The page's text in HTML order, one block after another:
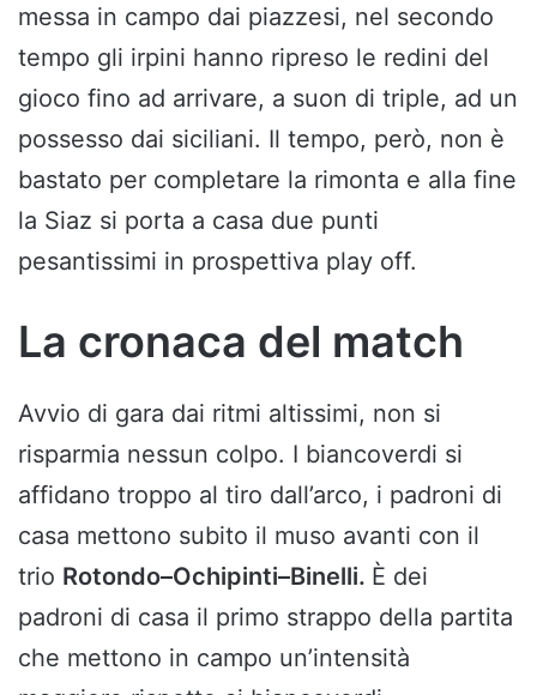
messa in campo dai piazzesi, nel secondo
tempo gli irpini hanno ripreso le redini del
gioco fino ad arrivare, a suon di triple, ad un
possesso dai siciliani. Il tempo, però, non è
bastato per completare la rimonta e alla fine
la Siaz si porta a casa due punti
pesantissimi in prospettiva play off.
La cronaca del match
Avvio di gara dai ritmi altissimi, non si
risparmia nessun colpo. I biancoverdi si
affidano troppo al tiro dall’arco, i padroni di
casa mettono subito il muso avanti con il
trio Rotondo–Ochipinti–Binelli. È dei
padroni di casa il primo strappo della partita
che mettono in campo un’intensità